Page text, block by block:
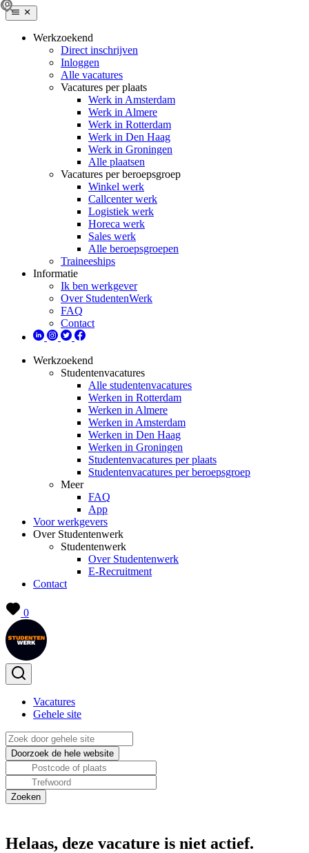
Werkzoekend
Direct inschrijven
Inloggen
Alle vacatures
Vacatures per plaats
Werk in Amsterdam
Werk in Almere
Werk in Rotterdam
Werk in Den Haag
Werk in Groningen
Alle plaatsen
Vacatures per beroepsgroep
Winkel werk
Callcenter werk
Logistiek werk
Horeca werk
Sales werk
Alle beroepsgroepen
Traineeships
Informatie
Ik ben werkgever
Over StudentenWerk
FAQ
Contact
Werkzoekend
Studentenvacatures
Alle studentenvacatures
Werken in Rotterdam
Werken in Almere
Werken in Amsterdam
Werken in Den Haag
Werken in Groningen
Studentenvacatures per plaats
Studentenvacatures per beroepsgroep
Meer
FAQ
App
Voor werkgevers
Over Studentenwerk
Studentenwerk
Over Studentenwerk
E-Recruitment
Contact
0
Vacatures
Gehele site
Helaas, deze vacature is niet actief.